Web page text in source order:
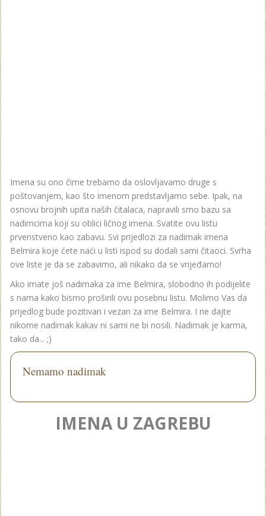
Imena su ono čime trebamo da oslovljavamo druge s
poštovanjem, kao što imenom predstavljamo sebe. Ipak, na
osnovu brojnih upita naših čitalaca, napravili smo bazu sa
nadimcima koji su oblici ličnog imena. Svatite ovu listu
prvenstveno kao zabavu. Svi prijedlozi za nadimak imena
Belmira koje ćete naći u listi ispod su dodali sami čitaoci. Svrha
ove liste je da se zabavimo, ali nikako da se vrijeđamo!
Ako imate još nadimaka za ime Belmira, slobodno ih podijelite
s nama kako bismo proširili ovu posebnu listu. Molimo Vas da
prijedlog bude pozitivan i vezan za ime Belmira. I ne dajte
nikome nadimak kakav ni sami ne bi nosili. Nadimak je karma,
tako da... ;)
Nemamo nadimak
IMENA U ZAGREBU